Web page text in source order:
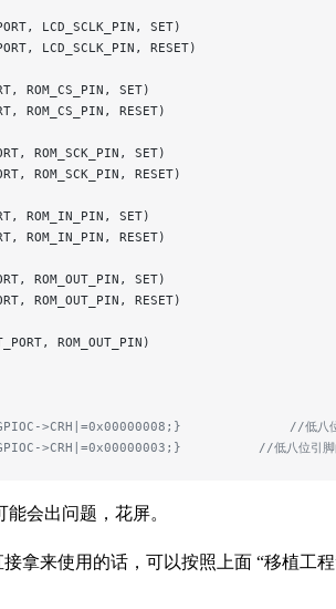
LCD_SCLK_PIN, SET)
LCD_SCLK_PIN, RESET)
ROM_CS_PIN, SET)
ROM_CS_PIN, RESET)
ROM_SCK_PIN, SET)
ROM_SCK_PIN, RESET)
ROM_IN_PIN, SET)
ROM_IN_PIN, RESET)
ROM_OUT_PIN, SET)
ROM_OUT_PIN, RESET)
ROM_OUT_PIN)
>CRH|=0x00000008;}
//低八位
>CRH|=0x00000003;}
//低八位引脚
会出问题，花屏。
拿来使用的话，可以按照上面 “移植工